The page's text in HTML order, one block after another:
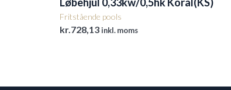
Fritstående pools
kr.728,13inkl. moms